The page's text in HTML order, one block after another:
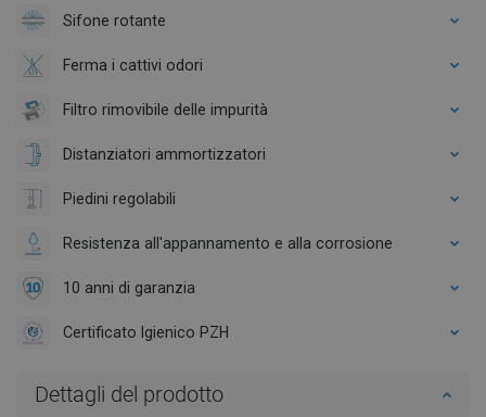
Sifone rotante
Ferma i cattivi odori
Filtro rimovibile delle impurità
Distanziatori ammortizzatori
Piedini regolabili
Resistenza all'appannamento e alla corrosione
10 anni di garanzia
Certificato Igienico PZH
Dettagli del prodotto